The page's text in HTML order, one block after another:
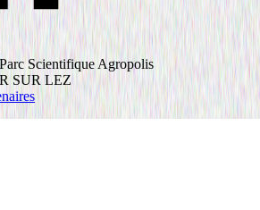
Scientifique Agropolis
SUR LEZ